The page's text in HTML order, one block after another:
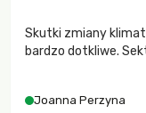
Skutki zmiany
bardzo dotkliwe.
zachodzących
Joanna Perzyna